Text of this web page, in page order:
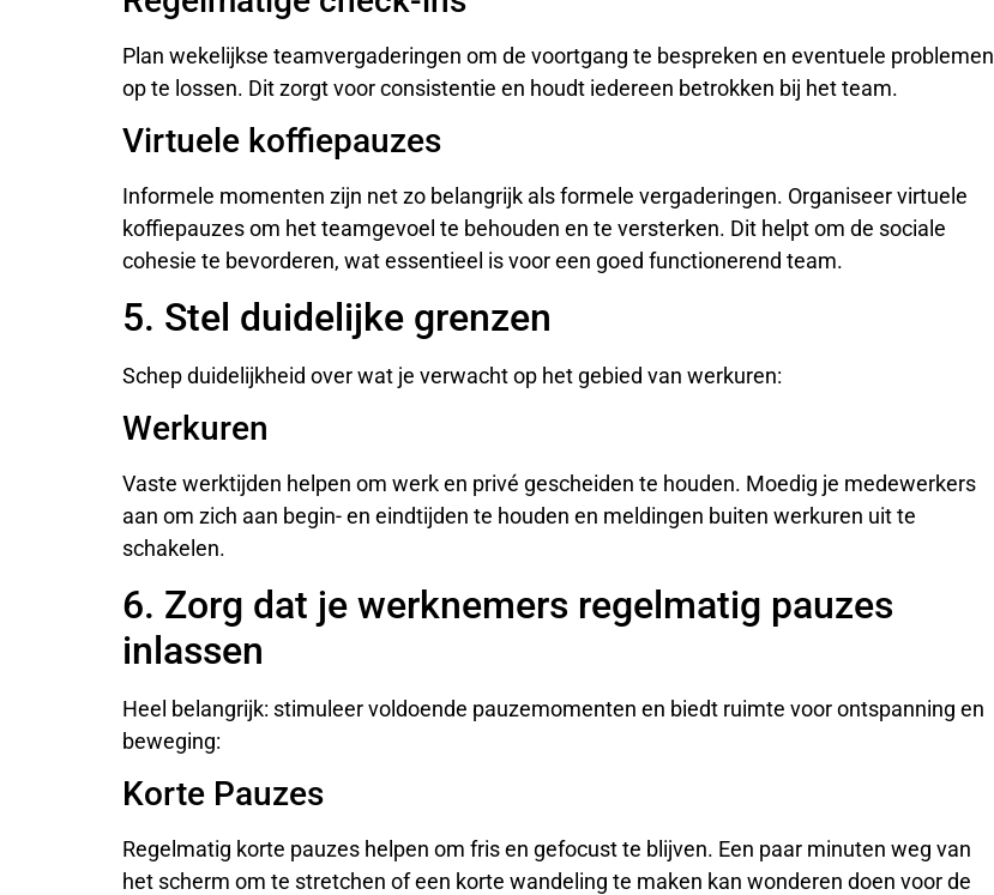
Plan wekelijkse teamvergaderingen om de voortgang te bespreken en eventuele problemen
op te lossen. Dit zorgt voor consistentie en houdt iedereen betrokken bij het team.
Virtuele koffiepauzes
Informele momenten zijn net zo belangrijk als formele vergaderingen. Organiseer virtuele
koffiepauzes om het teamgevoel te behouden en te versterken. Dit helpt om de sociale
cohesie te bevorderen, wat essentieel is voor een goed functionerend team.
5. Stel duidelijke grenzen
Schep duidelijkheid over wat je verwacht op het gebied van werkuren:
Werkuren
Vaste werktijden helpen om werk en privé gescheiden te houden. Moedig je medewerkers
aan om zich aan begin- en eindtijden te houden en meldingen buiten werkuren uit te
schakelen.
6. Zorg dat je werknemers regelmatig pauzes
inlassen
Heel belangrijk: stimuleer voldoende pauzemomenten en biedt ruimte voor ontspanning en
beweging:
Korte Pauzes
Regelmatig korte pauzes helpen om fris en gefocust te blijven. Een paar minuten weg van
het scherm om te stretchen of een korte wandeling te maken kan wonderen doen voor de